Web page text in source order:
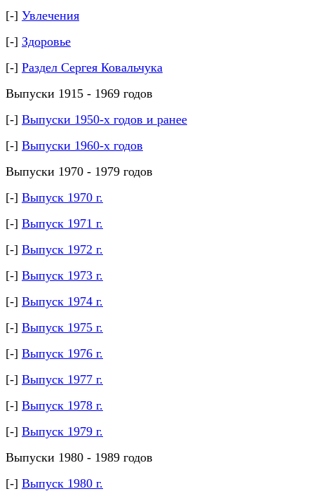
[-] Увлечения
[-] Здоровье
[-] Раздел Сергея Ковальчука
Выпуски 1915 - 1969 годов
[-] Выпуски 1950-х годов и ранее
[-] Выпуски 1960-х годов
Выпуски 1970 - 1979 годов
[-] Выпуск 1970 г.
[-] Выпуск 1971 г.
[-] Выпуск 1972 г.
[-] Выпуск 1973 г.
[-] Выпуск 1974 г.
[-] Выпуск 1975 г.
[-] Выпуск 1976 г.
[-] Выпуск 1977 г.
[-] Выпуск 1978 г.
[-] Выпуск 1979 г.
Выпуски 1980 - 1989 годов
[-] Выпуск 1980 г.